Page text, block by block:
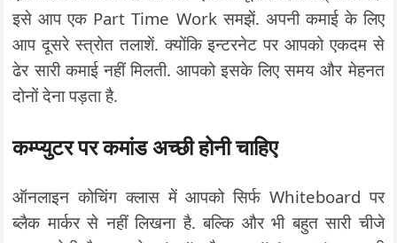
इसे आप एक Part Time Work समझें. अपनी कमाई के लिए
आप दूसरे स्त्रोत तलाशें. क्योंकि इन्टरनेट पर आपको एकदम से
ढेर सारी कमाई नहीं मिलती. आपको इसके लिए समय और मेहनत
दोनों देना पड़ता है.
कम्प्युटर पर कमांड अच्छी होनी चाहिए
ऑनलाइन कोचिंग क्लास में आपको सिर्फ Whiteboard पर
ब्लैक मार्कर से नहीं लिखना है. बल्कि और भी बहुत सारी चीजे